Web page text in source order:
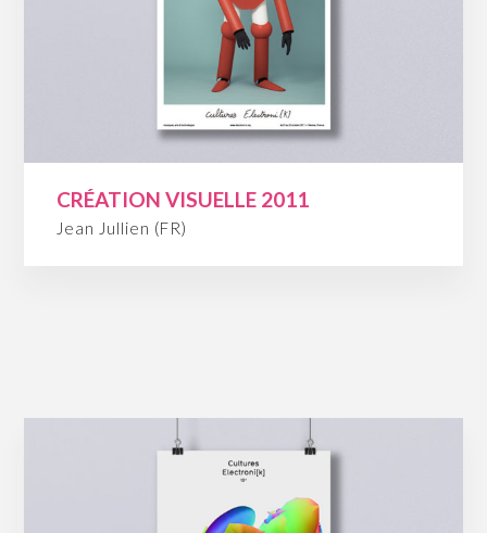
CRÉATION VISUELLE 2011
Jean Jullien (FR)